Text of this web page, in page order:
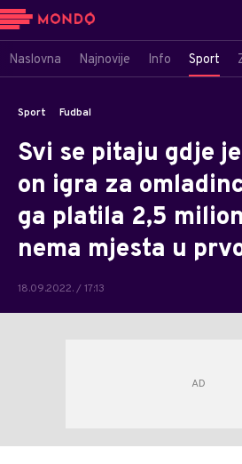
Naslovna Najnovije Info Sport
Sport Fudbal
Svi se pitaju gdje
on igra za
ga platila 2,5
nema mjesta u
18.09.2022. / 17:13